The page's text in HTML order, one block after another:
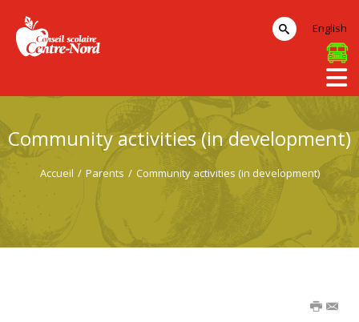
Community activities (in development)
Accueil / Parents / Community activities (in development)
English